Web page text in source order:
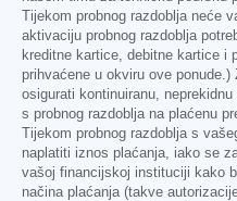
Tijekom probnog razdoblja neće
aktivaciju probnog razdoblja
kreditne kartice, debitne kartice i
prihvaćene u okviru ove
osigurati kontinuiranu,
s probnog razdoblja na plaćenu
Tijekom probnog razdoblja s
naplatiti iznos plaćanja, iako se
vašoj financijskoj instituciji kako
načina plaćanja (takve